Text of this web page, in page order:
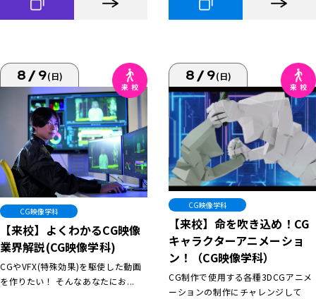
8/9(日)
CG映像学科
【来校】よくわかるCG映像
業界解説(CG映像学科)
CGやVFX(特殊効果)を駆使した動画
を作りたい！ そんなあなたにお...
8/9(日)
CG映像学科
【来校】命を吹き込め！CG
キャラクターアニメーショ
ン！（CG映像学科）
CG制作で使用する各種3DCGアニメ
ーションの制作にチャレンジして